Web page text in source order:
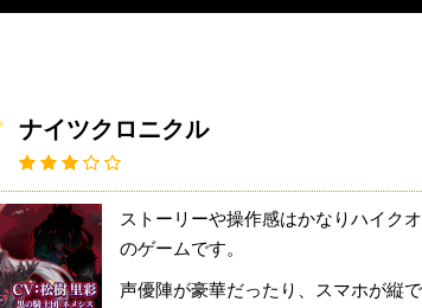
ナイツクロニクル
ストーリーや操作感はかなりハイク
のゲームです。
声優陣が豪華だったり、スマホが縦